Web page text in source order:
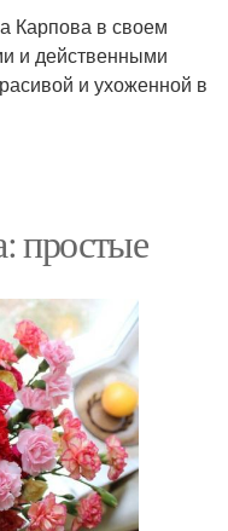
Карпова в своем
и действенными
и ухоженной в
простые